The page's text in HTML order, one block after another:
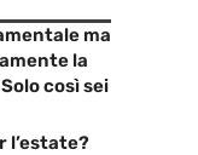
ma
la
così sei
l’estate?